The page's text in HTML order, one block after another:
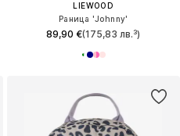
LIEWOOD
Раница 'Johnny'
89,90 €(175,83 лв.³)